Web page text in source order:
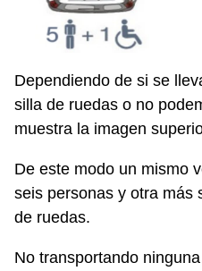
Dependiendo de si se
silla de ruedas o no
muestra la imagen
De este modo un mismo
seis personas y otra más
de ruedas.
No transportando